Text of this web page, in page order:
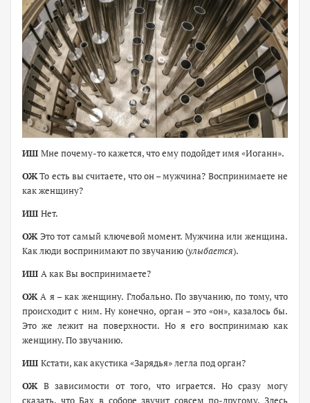
ИШ Мне почему-то кажется, что ему подойдет имя «Иоганн».
ОЖТо есть вы считаете, что он – мужчина? Воспринимаете не
как женщину?
ИШ Нет.
ОЖЭто тот самый ключевой момент. Мужчина или женщина.
Как люди воспринимают по звучанию (улыбается).
ИШ А как Вы воспринимаете?
ОЖА я – как женщину. Глобально. По звучанию, по тому, что
происходит с ним. Ну конечно, орган – это «он», казалось бы.
Это же лежит на поверхности. Но я его воспринимаю как
женщину. По звучанию.
ИШ Кстати, как акустика «Зарядья» легла под орган?
ОЖВ зависимости от того, что играется. Но сразу могу